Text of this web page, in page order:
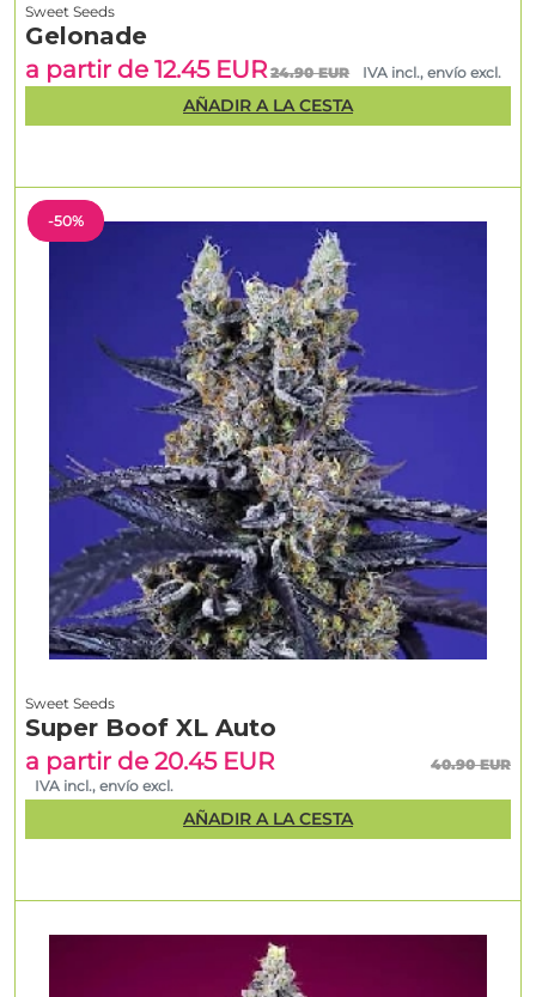
-50%
Sweet Seeds
Super Boof XL Auto
a partir de 20.45 EUR
40.90 EUR
IVA incl., envío excl.
AÑADIR A LA CESTA
Sweet Seeds
Gelonade
a partir de 12.45 EUR 24.90 EUR IVA incl., envío excl.
AÑADIR A LA CESTA